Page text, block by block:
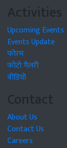
Activities
Upcoming Events
Events Update
फोरम
फोटो गैलरी
वीडियो
Contact
About Us
Contact Us
Careers